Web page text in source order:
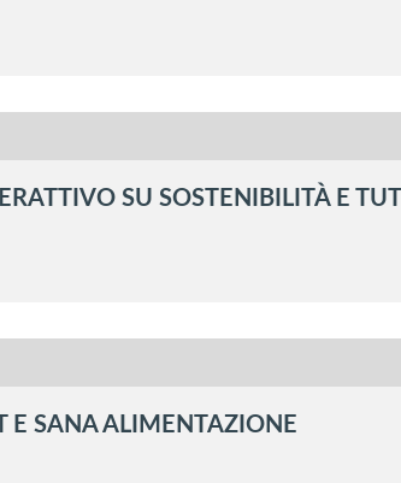
SU SOSTENIBILITÀ E
E SANA ALIMENTAZIONE